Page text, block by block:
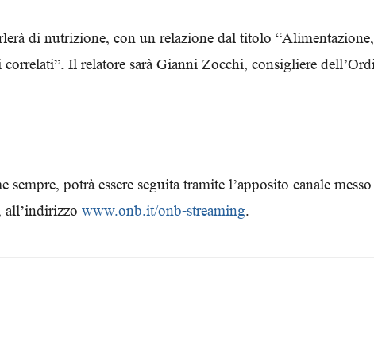
di nutrizione, con un relazione dal titolo “Alimentazione,
Il relatore sarà Gianni Zocchi, consigliere
sempre, potrà essere seguita tramite l’apposito canale messo
all’indirizzo www.onb.it/onb-streaming.